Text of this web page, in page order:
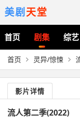
美剧天堂
首页 剧集 综艺
首页 灵异/惊悚
影片详情
流人第二季(2022)